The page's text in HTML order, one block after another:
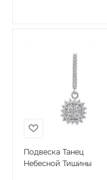
Подвеска Танец
Небесной Тишины